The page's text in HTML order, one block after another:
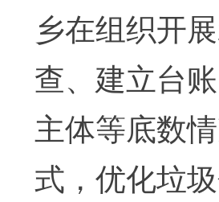
乡在组织开
查、建立台
主体等底数
式，优化垃